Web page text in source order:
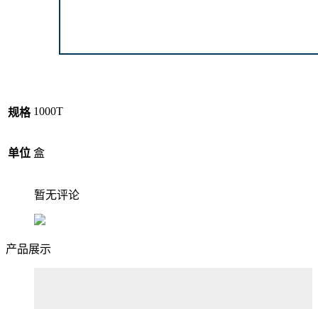
规格 1000T
单位 盒
暂无评论
产品展示